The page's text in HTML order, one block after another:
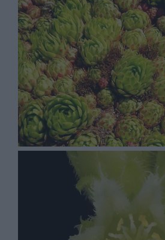
Jej miejsce pochodzenia to
taras, ogród wiejski, ogród
Podstawowymi walorami
Rojniczek pospolity rośnie
formie rozety i płaski.
Rojniczek pospolity ma kwiaty
Rojniczek pospolity to roślina,
słoneczne, a sama uprawa jest
Najczęściej spotykane
cyklicznego przycinania.